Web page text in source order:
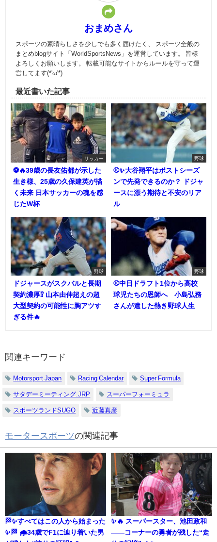
おまめさん
スポーツの素晴らしさを少しでも多く届けたく、 スポーツ全般の
まとめblogサイト「WorldSportsNews」を運営しています。 皆様
よろしくお願いします。 転載可能なサイトからルールを守って運
営してます(*'ω'*)
最近書いた記事
サッカー
⚽🔥39歳の長友佑都が示した
生き様、25歳の久保建英が描
く未来 日本サッカーの魂を感
じたW杯
野球
⚾✨大谷翔平はポストシーズ
ンで先発できるのか？ ドジャ
ースに漂う期待と不安のリア
ル
野球
ドジャースがスクバルと長期
契約濃厚⁉︎ 山本由伸超えの超
大型契約の可能性に胸アツす
ぎる件🔥
野球
⚾中日ドラフト1位から高校
球児たちの恩師へ 小島弘務
さんが遺した熱き野球人生
関連キーワード
Motorsport Japan Racing Calendar Super Formula
サタデーミーティング.JRP スーパーフォーミュラ
スポーツランドSUGO 近藤真彦
モータースポーツの関連記事
🏁✨すべてはこの人から始まった
✨🏁 🌧️34歳でF1に辿り着いた男
✨🔥 スーパースター、池田政和
――コーナーの勇者が残した“走